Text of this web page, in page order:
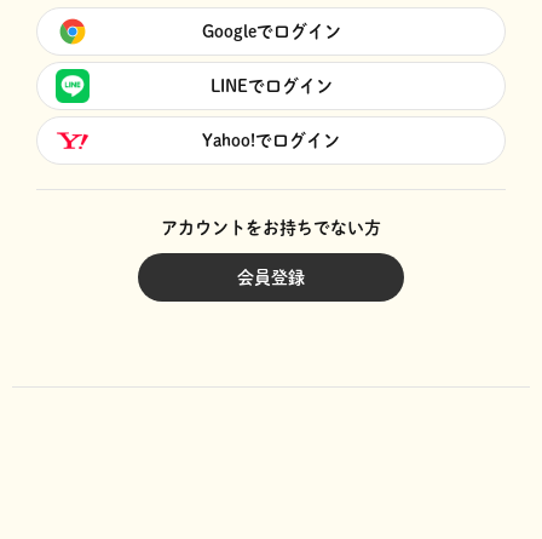
Googleでログイン
LINEでログイン
Yahoo!でログイン
アカウントをお持ちでない方
会員登録